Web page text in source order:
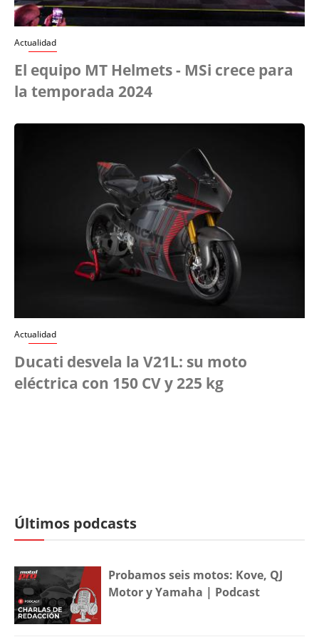
Actualidad
El equipo MT Helmets - MSi crece para
la temporada 2024
Actualidad
Ducati desvela la V21L: su moto
eléctrica con 150 CV y 225 kg
Últimos podcasts
Probamos seis motos: Kove, QJ
Motor y Yamaha | Podcast